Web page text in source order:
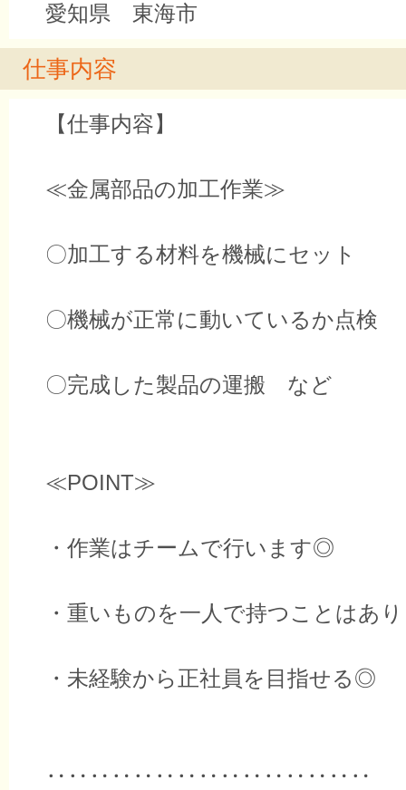
愛知県 東海市
仕事内容
【仕事内容】
≪金属部品の加工作業≫
〇加工する材料を機械にセット
〇機械が正常に動いているか点検
〇完成した製品の運搬 など
≪POINT≫
・作業はチームで行います◎
・重いものを一人で持つことはあ
・未経験から正社員を目指せる◎
‥‥‥‥‥‥‥‥‥‥‥‥‥‥‥